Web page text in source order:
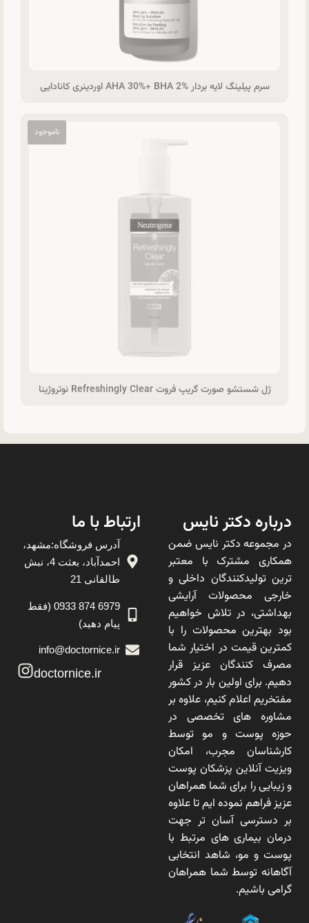
سرم پیلینگ لایه بردار AHA 30%+ BHA 2% اوردینری کانادایی
ژل شستشو صورت گریپ فروت Refreshingly Clear نوتروژینا
درباره دکتر نایس
در مجموعه دکتر نایس ضمن
همکاری مشترک با معتبر
ترین تولیدکنندگان داخلی و
خارجی محصولات آرایشی
بهداشتی، در تلاش خواهیم
بود بهترین محصولات را با
کمترین قیمت در اختیار شما
مصرف کنندگان عزیز قرار
دهیم. برای اولین بار در کشور
مفتخریم اعلام کنیم، علاوه بر
مشاوره های تخصصی در
حوزه پوست و مو توسط
کارشناسان مجرب، امکان
ویزیت آنلاین پزشکان پوست
و زیبایی را برای شما همراهان
عزیز فراهم نموده ایم تا علاوه
بر دسترسی آسان تر جهت
درمان بیماری های مرتبط با
پوست و مو، شاهد انتخابی
آگاهانه توسط شما همراهان
گرامی باشیم.
ارتباط با ما
آدرس فروشگاه:مشهد،
احمدآباد، بعثت 4، نبش
طالقانی 21
6979 874 0933 (فقط
پیام دهید)
info@doctornice.ir
doctornice.ir